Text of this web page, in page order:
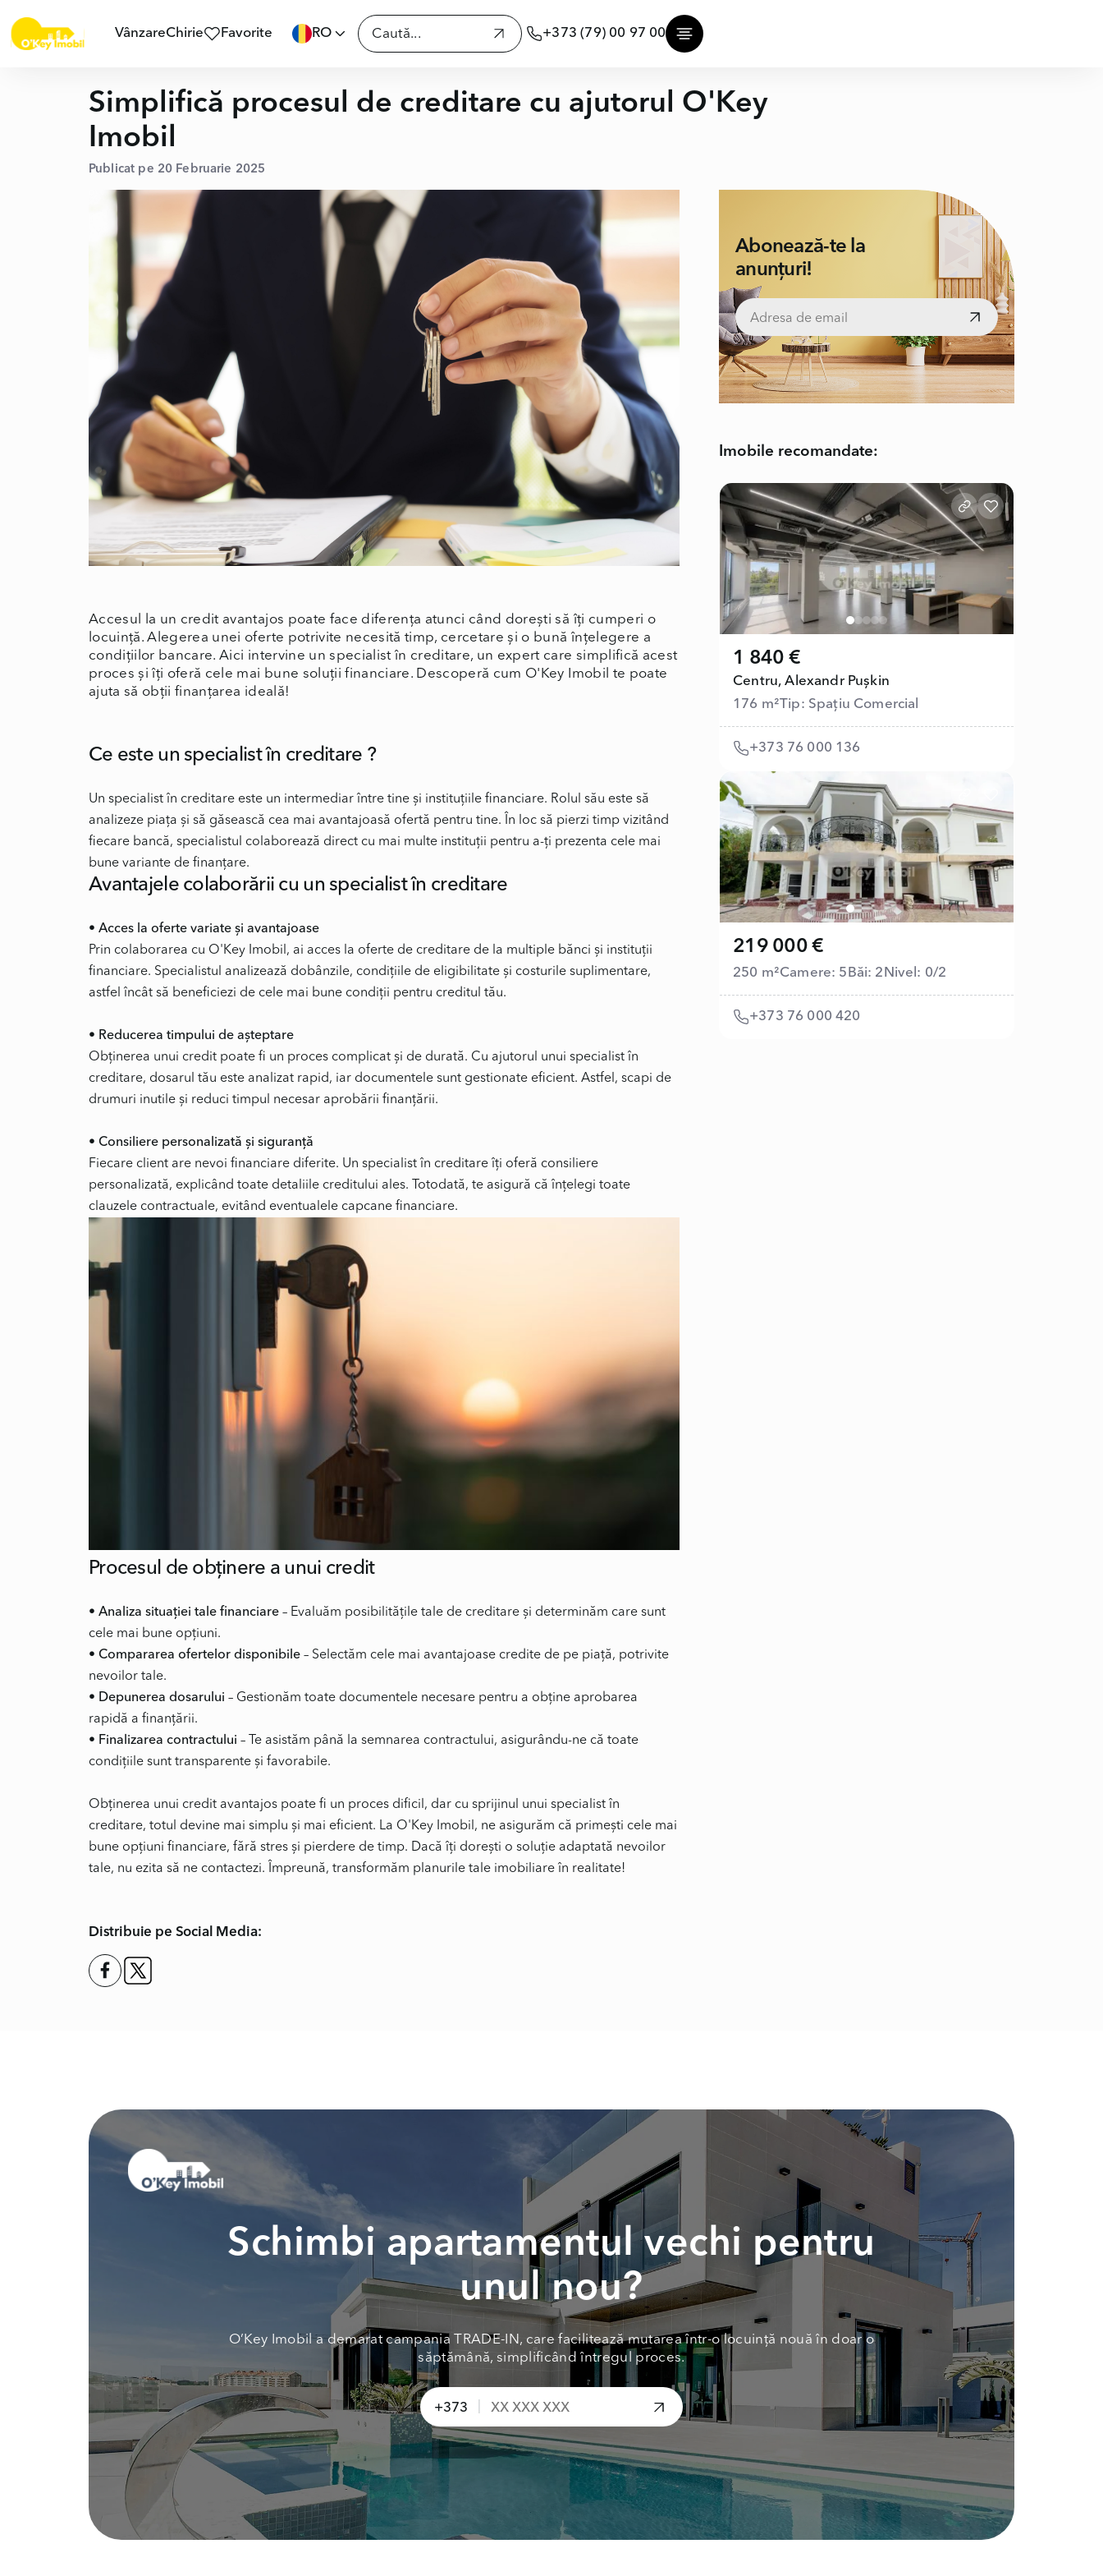
VânzareChirie Favorite RO +373 (79) 00 97 00
Simplifică procesul de creditare cu ajutorul O'Key
Imobil
Publicat pe 20 Februarie 2025
Accesul la un credit avantajos poate face diferența atunci când dorești să îți cumperi o
locuință. Alegerea unei oferte potrivite necesită timp, cercetare și o bună înțelegere a
condițiilor bancare. Aici intervine un specialist în creditare, un expert care simplifică acest
proces și îți oferă cele mai bune soluții financiare. Descoperă cum O'Key Imobil te poate
ajuta să obții finanțarea ideală!
Ce este un specialist în creditare ?
Un specialist în creditare este un intermediar între tine și instituțiile financiare. Rolul său este să
analizeze piața și să găsească cea mai avantajoasă ofertă pentru tine. În loc să pierzi timp vizitând
fiecare bancă, specialistul colaborează direct cu mai multe instituții pentru a-ți prezenta cele mai
Avantajele colaborării cu un specialist în creditare
Prin colaborarea cu O'Key Imobil, ai acces la oferte de creditare de la multiple bănci și instituții
financiare. Specialistul analizează dobânzile, condițiile de eligibilitate și costurile suplimentare,
astfel încât să beneficiezi de cele mai bune condiții pentru creditul tău.
Obținerea unui credit poate fi un proces complicat și de durată. Cu ajutorul unui specialist în
creditare, dosarul tău este analizat rapid, iar documentele sunt gestionate eficient. Astfel, scapi de
drumuri inutile și reduci timpul necesar aprobării finanțării.
Fiecare client are nevoi financiare diferite. Un specialist în creditare îți oferă consiliere
personalizată, explicând toate detaliile creditului ales. Totodată, te asigură că înțelegi toate
clauzele contractuale, evitând eventualele capcane financiare.
Procesul de obținere a unui credit
• Analiza situației tale financiare – Evaluăm posibilitățile tale de creditare și determinăm care sunt
• Compararea ofertelor disponibile – Selectăm cele mai avantajoase credite de pe piață, potrivite
• Depunerea dosarului – Gestionăm toate documentele necesare pentru a obține aprobarea
• Finalizarea contractului – Te asistăm până la semnarea contractului, asigurându-ne că toate
condițiile sunt transparente și favorabile.
Obținerea unui credit avantajos poate fi un proces dificil, dar cu sprijinul unui specialist în
creditare, totul devine mai simplu și mai eficient. La O'Key Imobil, ne asigurăm că primești cele mai
bune opțiuni financiare, fără stres și pierdere de timp. Dacă îți dorești o soluție adaptată nevoilor
Distribuie pe Social Media:
Abonează-te la
anunțuri!
Imobile recomandate:
1 840 €
Centru, Alexandr Pușkin
176 m²Tip: Spațiu Comercial
+373 76 000 136
219 000 €
250 m²Camere: 5 Băi: 2 Nivel: 0/2
+373 76 000 420
Schimbi apartamentul vechi pentru
unul nou?
O’Key Imobil a demarat campania TRADE-IN, care facilitează mutarea într-o locuință nouă în doar o
săptămână, simplificând întregul proces.
+373